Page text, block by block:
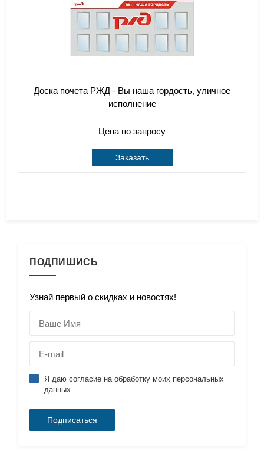
ПОДПИШИСЬ
Узнай первый о скидках и новостях!
Я даю согласие на обработку моих персональных
данных
Доска почета РЖД - Вы наша гордость, уличное
исполнение
Цена по запросу
Заказать